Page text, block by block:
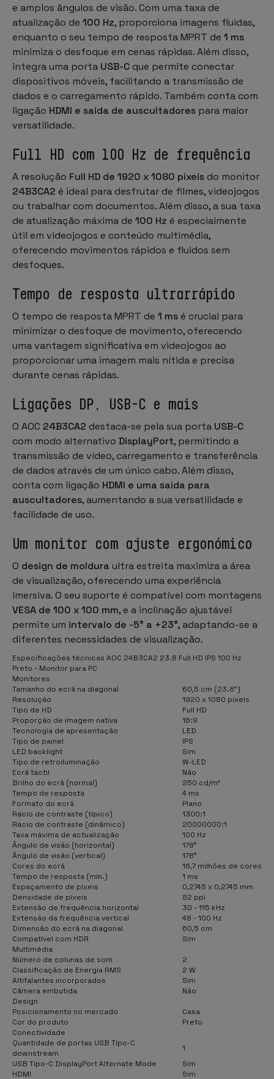
e amplos ângulos de visão. Com uma taxa de
atualização de 100 Hz, proporciona imagens fluidas,
enquanto o seu tempo de resposta MPRT de 1 ms
minimiza o desfoque em cenas rápidas. Além disso,
integra uma porta USB-C que permite conectar
dispositivos móveis, facilitando a transmissão de
dados e o carregamento rápido. Também conta com
ligação HDMI e saída de auscultadores para maior
versatilidade.
Full HD com 100 Hz de frequência
A resolução Full HD de 1920 x 1080 píxeis do monitor
24B3CA2 é ideal para desfrutar de filmes, videojogos
ou trabalhar com documentos. Além disso, a sua taxa
de atualização máxima de 100 Hz é especialmente
útil em videojogos e conteúdo multimédia,
oferecendo movimentos rápidos e fluidos sem
desfoques.
Tempo de resposta ultrarrápido
O tempo de resposta MPRT de 1 ms é crucial para
minimizar o desfoque de movimento, oferecendo
uma vantagem significativa em videojogos ao
proporcionar uma imagem mais nítida e precisa
durante cenas rápidas.
Ligações DP, USB-C e mais
O AOC 24B3CA2 destaca-se pela sua porta USB-C
com modo alternativo DisplayPort, permitindo a
transmissão de vídeo, carregamento e transferência
de dados através de um único cabo. Além disso,
conta com ligação HDMI e uma saída para
auscultadores, aumentando a sua versatilidade e
facilidade de uso.
Um monitor com ajuste ergonómico
O design de moldura ultra estreita maximiza a área
de visualização, oferecendo uma experiência
imersiva. O seu suporte é compatível com montagens
VESA de 100 x 100 mm, e a inclinação ajustável
permite um intervalo de -5° a +23°, adaptando-se a
diferentes necessidades de visualização.
Especificações técnicas AOC 24B3CA2 23.8 Full HD IPS 100 Hz
Preto - Monitor para PC
Monitores
Tamanho do ecrã na diagonal
60,5 cm (23.8")
Resolução
1920 x 1080 pixels
Tipo de HD
Full HD
Proporção de imagem nativa
16:9
Tecnologia de apresentação
LED
Tipo de painel
IPS
LED backlight
Sim
Tipo de retroiluminação
W-LED
Ecrã táctil
Não
Brilho do ecrã (normal)
250 cd/m²
Tempo de resposta
4 ms
Formato do ecrã
Plano
Rácio de contraste (típico)
1300:1
Rácio de contraste (dinâmico)
20000000:1
Taxa máxima de actualização
100 Hz
Ângulo de visão (horizontal)
178°
Ângulo de visão (vertical)
178°
Cores do ecrã
16,7 milhões de cores
Tempo de resposta (mín.)
1 ms
Espaçamento de píxeis
0,2745 x 0,2745 mm
Densidade de píxeis
82 ppi
Extensão de frequência horizontal
30 - 115 kHz
Extensão da frequência vertical
48 - 100 Hz
Dimensão do ecrã na diagonal
60,5 cm
Compatível com HDR
Sim
Multimédia
Número de colunas de som
2
Classificação de Energia RMS
2 W
Altifalantes incorporados
Sim
Câmera embutida
Não
Design
Posicionamento no mercado
Casa
Cor do produto
Preto
Conectividade
Quantidade de portas USB Tipo-C
downstream
1
USB Tipo-C DisplayPort Alternate Mode
Sim
HDMI
Sim